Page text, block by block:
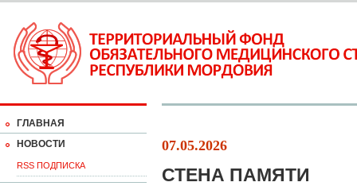
ГЛАВНАЯ
НОВОСТИ
RSS ПОДПИСКА
07.05.2026
СТЕНА ПАМЯТИ